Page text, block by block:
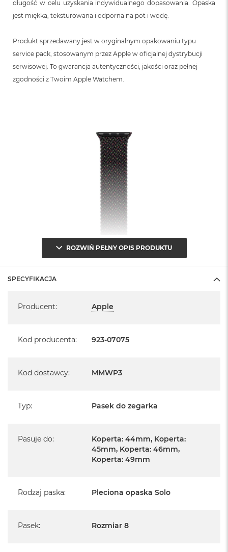
długość w celu uzyskania indywidualnego dopasowania. Opaska
jest miękka, teksturowana i odporna na pot i wodę.
Produkt sprzedawany jest w oryginalnym opakowaniu typu
service pack, stosowanym przez Apple w oficjalnej dystrybucji
serwisowej. To gwarancja autentyczności, jakości oraz pełnej
zgodności z Twoim Apple Watchem.
ROZWIŃ PEŁNY OPIS PRODUKTU
SPECYFIKACJA
Producent: Apple
Kod producenta: 923-07075
Kod dostawcy: MMWP3
Typ: Pasek do zegarka
Pasuje do:
Koperta: 44mm, Koperta:
45mm, Koperta: 46mm,
Koperta: 49mm
Rodzaj paska: Pleciona opaska Solo
Pasek: Rozmiar 8